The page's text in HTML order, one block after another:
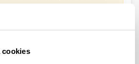
cookies
para el fomento de la cultura
de la innovación (FECYT) 2026
documentación: propuestas